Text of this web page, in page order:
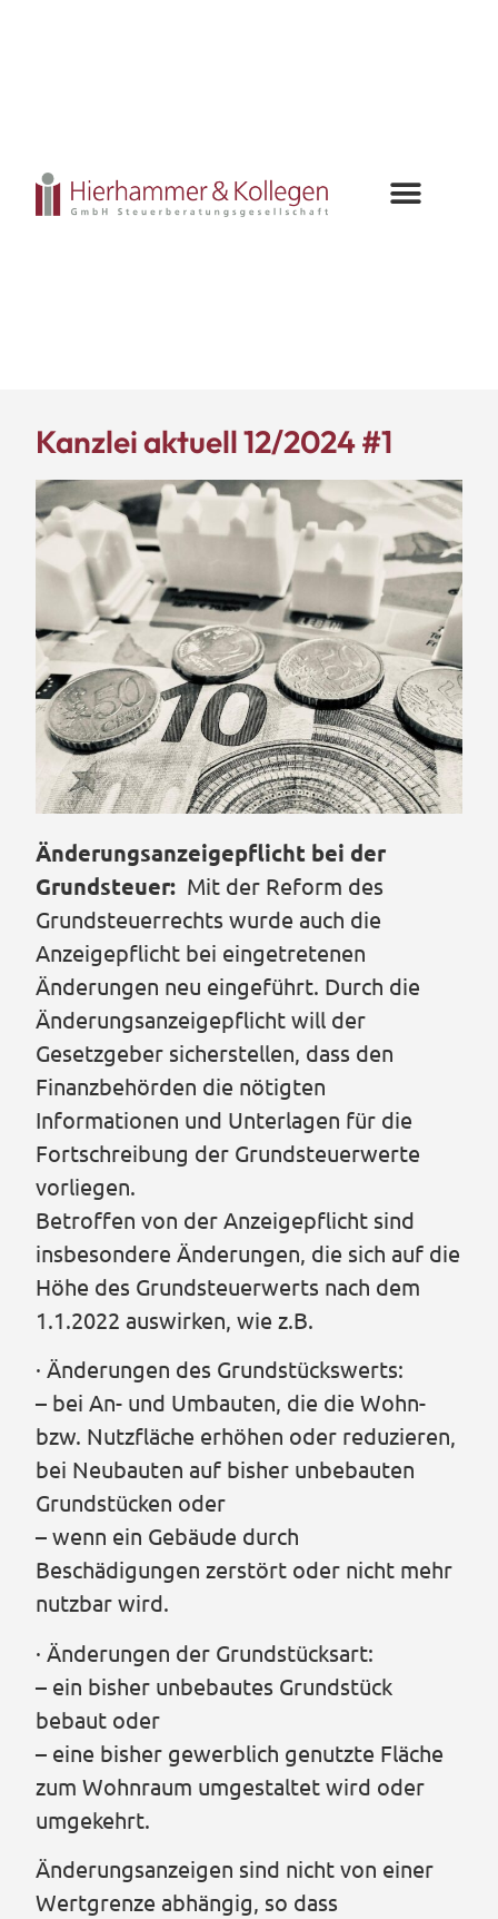
Kanzlei aktuell 12/2024 #1
Änderungsanzeigepflicht bei der
Grundsteuer: Mit der Reform des
Grundsteuerrechts wurde auch die
Anzeigepflicht bei eingetretenen
Änderungen neu eingeführt. Durch die
Änderungsanzeigepflicht will der
Gesetzgeber sicherstellen, dass den
Finanzbehörden die nötigten
Informationen und Unterlagen für die
Fortschreibung der Grundsteuerwerte
vorliegen.
Betroffen von der Anzeigepflicht sind
insbesondere Änderungen, die sich auf die
Höhe des Grundsteuerwerts nach dem
1.1.2022 auswirken, wie z.B.
· Änderungen des Grundstückswerts:
– bei An- und Umbauten, die die Wohn-
bzw. Nutzfläche erhöhen oder reduzieren,
bei Neubauten auf bisher unbebauten
Grundstücken oder
– wenn ein Gebäude durch
Beschädigungen zerstört oder nicht mehr
nutzbar wird.
· Änderungen der Grundstücksart:
– ein bisher unbebautes Grundstück
bebaut oder
– eine bisher gewerblich genutzte Fläche
zum Wohnraum umgestaltet wird oder
umgekehrt.
Änderungsanzeigen sind nicht von einer
Wertgrenze abhängig, so dass